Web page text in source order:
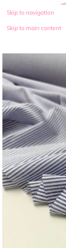
Skip to navigation
Skip to main content